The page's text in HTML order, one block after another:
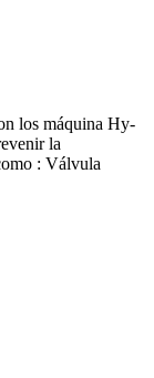
los máquina Hy-
la
: Válvula